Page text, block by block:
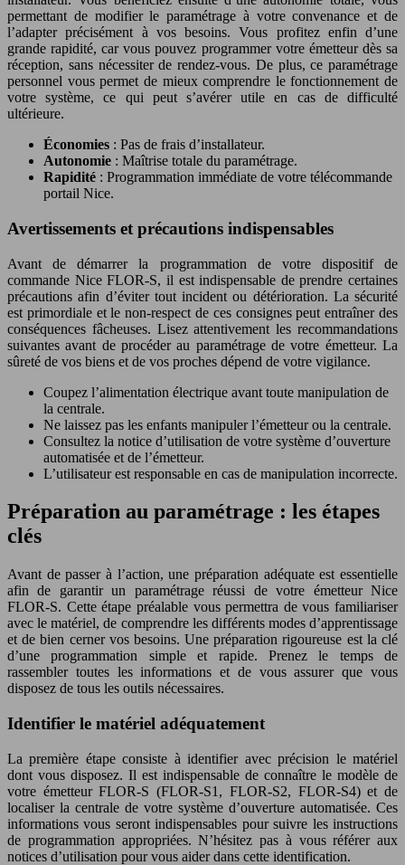
permettant de modifier le paramétrage à votre convenance et de
l’adapter précisément à vos besoins. Vous profitez enfin d’une
grande rapidité, car vous pouvez programmer votre émetteur dès sa
réception, sans nécessiter de rendez-vous. De plus, ce paramétrage
personnel vous permet de mieux comprendre le fonctionnement de
votre système, ce qui peut s’avérer utile en cas de difficulté
ultérieure.
Économies : Pas de frais d’installateur.
Autonomie : Maîtrise totale du paramétrage.
Rapidité : Programmation immédiate de votre télécommande
portail Nice.
Avertissements et précautions indispensables
Avant de démarrer la programmation de votre dispositif de
commande Nice FLOR-S, il est indispensable de prendre certaines
précautions afin d’éviter tout incident ou détérioration. La sécurité
est primordiale et le non-respect de ces consignes peut entraîner des
conséquences fâcheuses. Lisez attentivement les recommandations
suivantes avant de procéder au paramétrage de votre émetteur. La
sûreté de vos biens et de vos proches dépend de votre vigilance.
Coupez l’alimentation électrique avant toute manipulation de
la centrale.
Ne laissez pas les enfants manipuler l’émetteur ou la centrale.
Consultez la notice d’utilisation de votre système d’ouverture
automatisée et de l’émetteur.
L’utilisateur est responsable en cas de manipulation incorrecte.
Préparation au paramétrage : les étapes
clés
Avant de passer à l’action, une préparation adéquate est essentielle
afin de garantir un paramétrage réussi de votre émetteur Nice
FLOR-S. Cette étape préalable vous permettra de vous familiariser
avec le matériel, de comprendre les différents modes d’apprentissage
et de bien cerner vos besoins. Une préparation rigoureuse est la clé
d’une programmation simple et rapide. Prenez le temps de
rassembler toutes les informations et de vous assurer que vous
disposez de tous les outils nécessaires.
Identifier le matériel adéquatement
La première étape consiste à identifier avec précision le matériel
dont vous disposez. Il est indispensable de connaître le modèle de
votre émetteur FLOR-S (FLOR-S1, FLOR-S2, FLOR-S4) et de
localiser la centrale de votre système d’ouverture automatisée. Ces
informations vous seront indispensables pour suivre les instructions
de programmation appropriées. N’hésitez pas à vous référer aux
notices d’utilisation pour vous aider dans cette identification.